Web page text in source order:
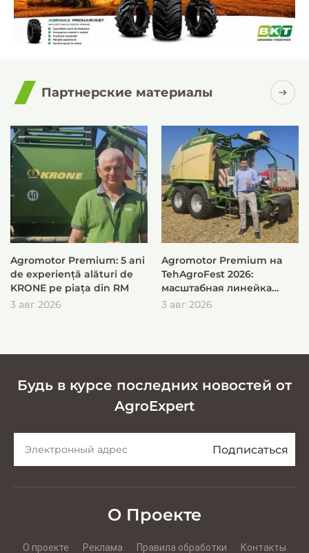
Партнерские материалы
Agromotor Premium: 5 ani
de experiență alături de
KRONE pe piața din RM
3 авг 2026
Agromotor Premium на
TehAgroFest 2026:
масштабная линейка
KRONE для быстрой и
3 авг 2026
Будь в курсе последних новостей от
AgroExpert
О Проекте
О проекте Реклама Правила обработки Контакты